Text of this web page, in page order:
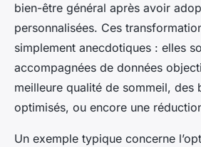
bien-être général après avoir
personnalisées. Ces
simplement anecdotiques : elles
accompagnées de données
meilleure qualité de sommeil, des
optimisés, ou encore une
Un exemple typique concerne